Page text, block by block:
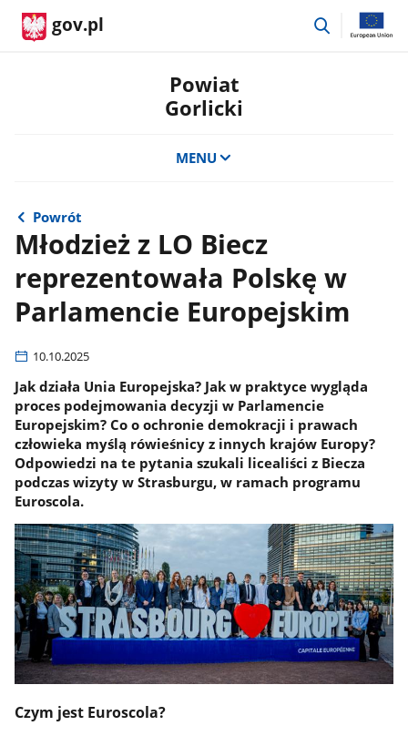
gov.pl
przejdź
Powiat
Gorlicki
MENU
Powrót
Młodzież z LO Biecz
reprezentowała Polskę w
Parlamencie Europejskim
10.10.2025
Jak działa Unia Europejska? Jak w praktyce wygląda
proces podejmowania decyzji w Parlamencie
Europejskim? Co o ochronie demokracji i prawach
człowieka myślą rówieśnicy z innych krajów Europy?
Odpowiedzi na te pytania szukali licealiści z Biecza
podczas wizyty w Strasburgu, w ramach programu
Euroscola.
Czym jest Euroscola?